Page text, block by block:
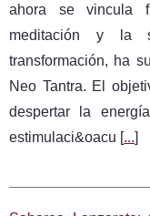
ahora se vincula
meditación y la
transformación, ha
Neo Tantra. El
despertar la
estimulaci&oacu [...]